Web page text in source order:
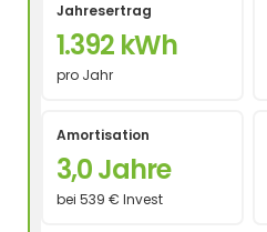
Jahresertrag
1.392 kWh
pro Jahr
Amortisation
3,0 Jahre
bei 539 € Invest